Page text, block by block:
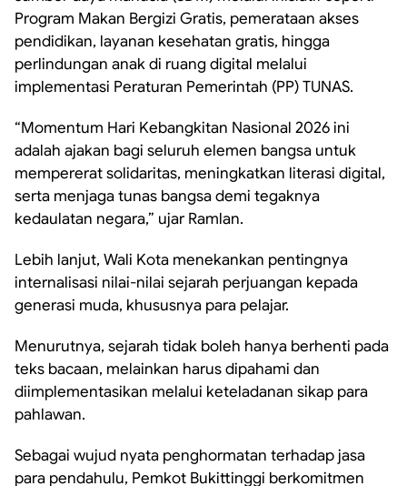
Program Makan Bergizi Gratis, pemerataan akses
pendidikan, layanan kesehatan gratis, hingga
perlindungan anak di ruang digital melalui
implementasi Peraturan Pemerintah (PP) TUNAS.
“Momentum Hari Kebangkitan Nasional 2026 ini
adalah ajakan bagi seluruh elemen bangsa untuk
mempererat solidaritas, meningkatkan literasi digital,
serta menjaga tunas bangsa demi tegaknya
kedaulatan negara,” ujar Ramlan.
Lebih lanjut, Wali Kota menekankan pentingnya
internalisasi nilai-nilai sejarah perjuangan kepada
generasi muda, khususnya para pelajar.
Menurutnya, sejarah tidak boleh hanya berhenti pada
teks bacaan, melainkan harus dipahami dan
diimplementasikan melalui keteladanan sikap para
pahlawan.
Sebagai wujud nyata penghormatan terhadap jasa
para pendahulu, Pemkot Bukittinggi berkomitmen